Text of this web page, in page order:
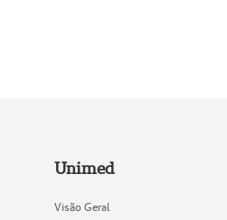
Unimed
Visão Geral